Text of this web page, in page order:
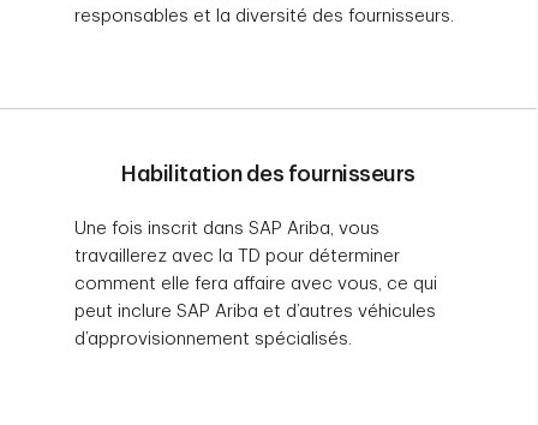
responsables et la diversité des fournisseurs.
Habilitation des fournisseurs
Une fois inscrit dans SAP Ariba, vous
travaillerez avec la TD pour déterminer
comment elle fera affaire avec vous, ce qui
peut inclure SAP Ariba et d’autres véhicules
d’approvisionnement spécialisés.